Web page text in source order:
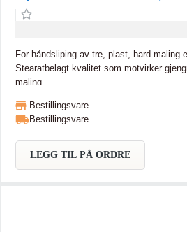
For håndsliping av tre, plast, hard maling
Stearatbelagt kvalitet som motvirker
maling.
Bestillingsvare
Bestillingsvare
LEGG TIL PÅ ORDRE